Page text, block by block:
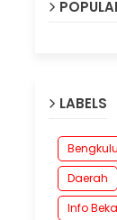
LABELS
Bengkulu
Daerah
Info